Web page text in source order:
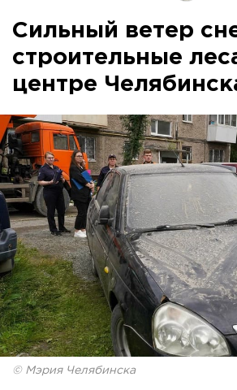
Сильный ветер
строительные
центре
© Мэрия Челябинска